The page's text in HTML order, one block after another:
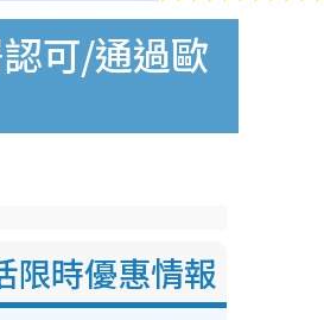
可/通過歐
限時優惠情報